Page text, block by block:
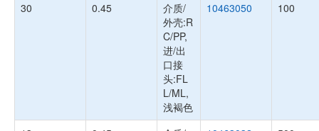
30 0.45
介质/
外壳:R
C/PP,
进/出
口接
头:FL
L/ML,
浅褐色
10463050 100